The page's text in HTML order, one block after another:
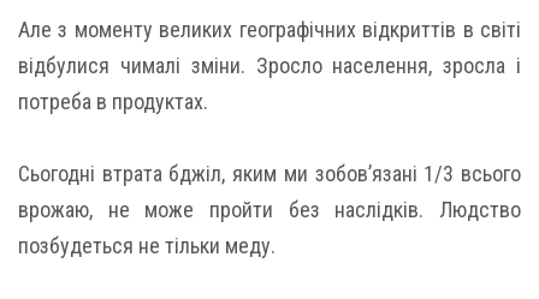
Але з моменту великих географічних відкриттів в світі
відбулися чималі зміни. Зросло населення, зросла і
потреба в продуктах.
Сьогодні втрата бджіл, яким ми зобов’язані 1/3 всього
врожаю, не може пройти без наслідків. Людство
позбудеться не тільки меду.